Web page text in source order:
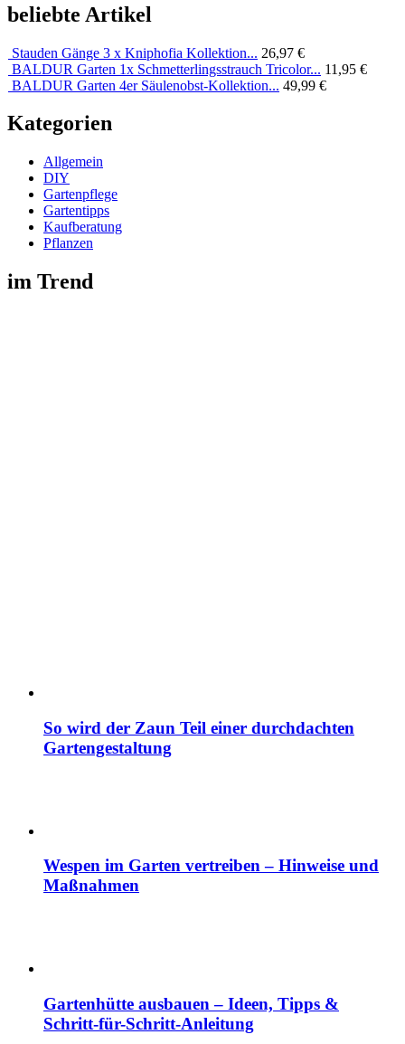
beliebte Artikel
Stauden Gänge 3 x Kniphofia Kollektion... 26,97 €
BALDUR Garten 1x Schmetterlingsstrauch Tricolor... 11,95 €
BALDUR Garten 4er Säulenobst-Kollektion... 49,99 €
Kategorien
Allgemein
DIY
Gartenpflege
Gartentipps
Kaufberatung
Pflanzen
im Trend
So wird der Zaun Teil einer durchdachten
Gartengestaltung
Wespen im Garten vertreiben – Hinweise und
Maßnahmen
Gartenhütte ausbauen – Ideen, Tipps &
Schritt-für-Schritt-Anleitung